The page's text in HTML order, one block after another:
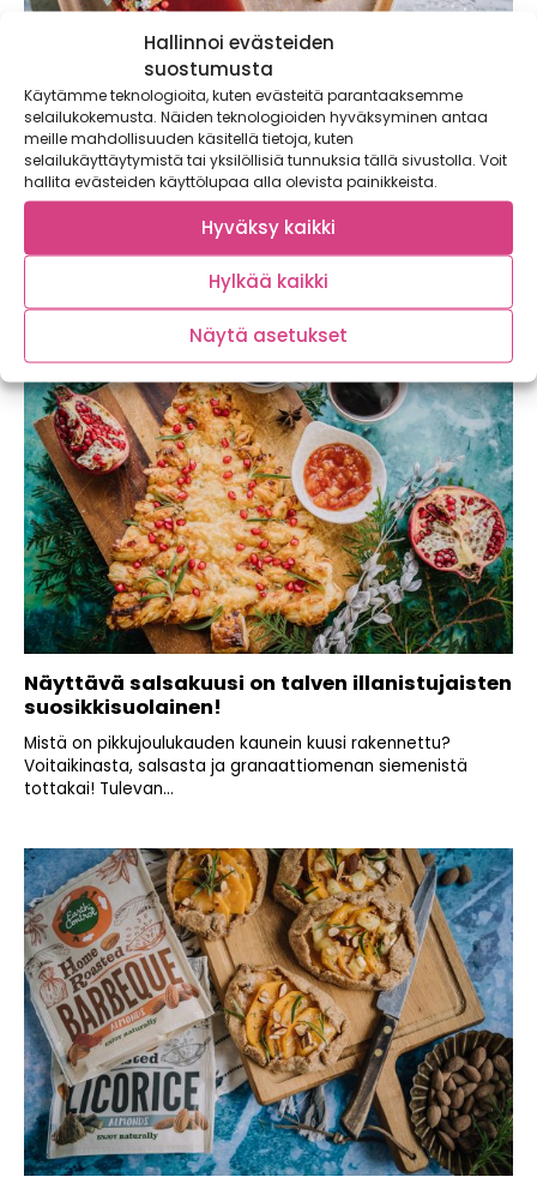
Hallinnoi evästeiden
suostumusta
Käytämme teknologioita, kuten evästeitä parantaaksemme
selailukokemusta. Näiden teknologioiden hyväksyminen antaa
meille mahdollisuuden käsitellä tietoja, kuten
selailukäyttäytymistä tai yksilöllisiä tunnuksia tällä sivustolla. Voit
hallita evästeiden käyttölupaa alla olevista painikkeista.
Hyväksy kaikki
Hylkää kaikki
Näytä asetukset
Granaattiomena-rahkakakku kruunaa joulun
kahvipöydän
Joulun ajan kahvipöytä kaipaa astetta parempaa
tarjottavaa! Näyttävä granaattiomena-rahkakakku on
täydellinen tarjottava: kaunis,...
Näyttävä salsakuusi on talven illanistujaisten
suosikkisuolainen!
Mistä on pikkujoulukauden kaunein kuusi rakennettu?
Voitaikinasta, salsasta ja granaattiomenan siemenistä
tottakai! Tulevan...